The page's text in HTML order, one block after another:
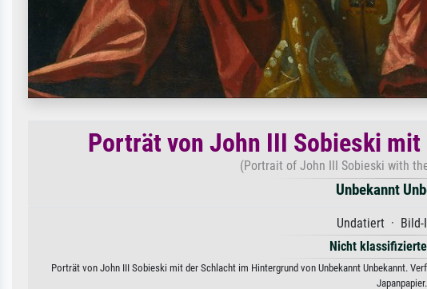
Porträt von John III Sobieski
(Portrait of John III Sobieski with
Unbekannt
Undatiert · Bild-
Nicht
Porträt von John III Sobieski mit der Schlacht im Hintergrund von Unbekannt Unbekannt.
Japanpapier.